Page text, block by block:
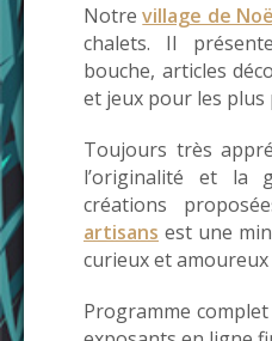
Notrevillage de
chalets. Il
bouche, articles
et jeux pour les plus
Toujours très
l’originalité et la
créations
artisans est une
curieux et amoureux
Programme